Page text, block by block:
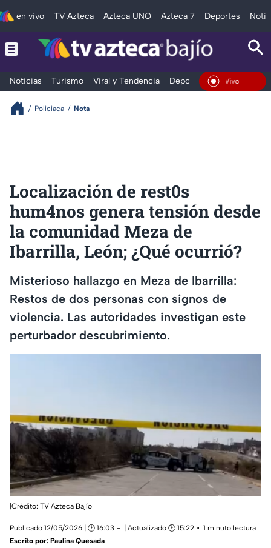
en vivo TV Azteca Azteca UNO Azteca 7 Deportes
Noticias Turismo Viral y Tendencia Deportes Espectáculos
En Vivo
Policiaca Nota
Localización de rest0s
hum4nos genera tensión desde
la comunidad Meza de
Ibarrilla, León; ¿Qué ocurrió?
Misterioso hallazgo en Meza de Ibarrilla:
Restos de dos personas con signos de
violencia. Las autoridades investigan este
perturbador descubrimiento.
|Crédito: TV Azteca Bajío
Publicado 12/05/2026 | 🕑 16:03 | Actualizado 🕑 15:22
1 minuto lectura
Escrito por: Paulina Quesada